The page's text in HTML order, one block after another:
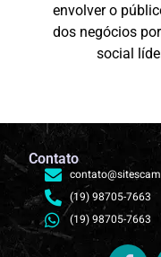
envolver o
dos negócios
social
Contato
(19) 98705-7663
(19) 98705-7663